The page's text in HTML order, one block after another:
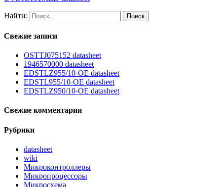
Найти:
Свежие записи
OSTTJ075152 datasheet
1946570000 datasheet
EDSTLZ955/10-OE datasheet
EDSTL955/10-OE datasheet
EDSTLZ950/10-OE datasheet
Свежие комментарии
Рубрики
datasheet
wiki
Микроконтроллеры
Микропроцессоры
Микросхема